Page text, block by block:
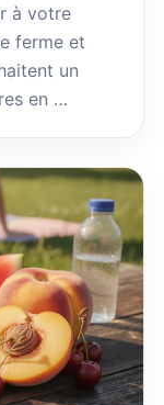
à votre
ferme et
un
en …